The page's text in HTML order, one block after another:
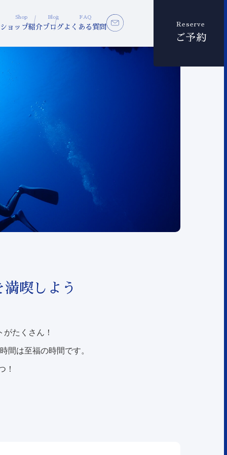
Shop
ショップ紹介
Blog
ブログ
FAQ
よくある質問 Reserve
ご予約
喫しよう
たくさん！
間は至福の時間です。
！